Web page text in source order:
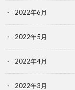
2022年6月
2022年5月
2022年4月
2022年3月